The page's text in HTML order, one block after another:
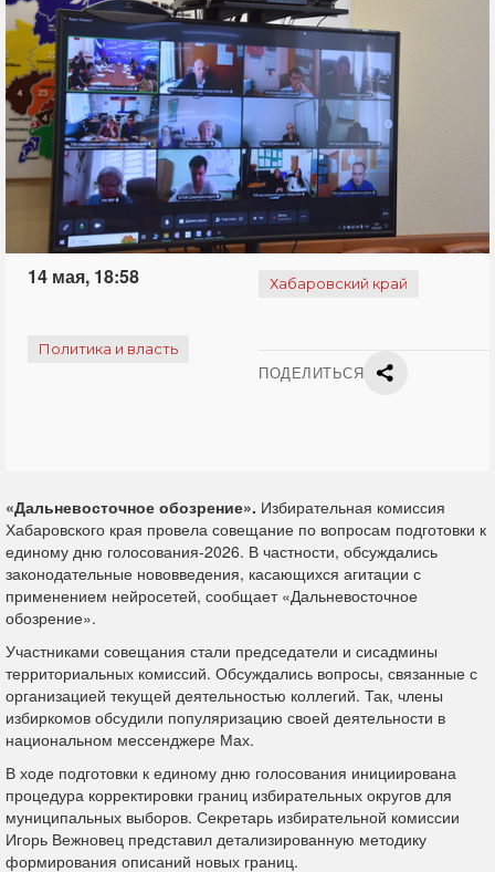
14 мая, 18:58 Хабаровский край
Политика и власть
ПОДЕЛИТЬСЯ
«Дальневосточное обозрение». Избирательная комиссия
Хабаровского края провела совещание по вопросам подготовки к
единому дню голосования-2026. В частности, обсуждались
законодательные нововведения, касающихся агитации с
применением нейросетей, сообщает «Дальневосточное
обозрение».
Участниками совещания стали председатели и сисадмины
территориальных комиссий. Обсуждались вопросы, связанные с
организацией текущей деятельностью коллегий. Так, члены
избиркомов обсудили популяризацию своей деятельности в
национальном мессенджере Мах.
В ходе подготовки к единому дню голосования инициирована
процедура корректировки границ избирательных округов для
муниципальных выборов. Секретарь избирательной комиссии
Игорь Вежновец представил детализированную методику
формирования описаний новых границ.